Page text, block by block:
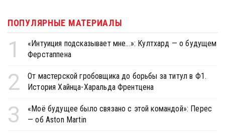
ПОПУЛЯРНЫЕ МАТЕРИАЛЫ
1
«Интуиция подсказывает мне...»: Култхард — о будущем
Ферстаппена
2
От мастерской гробовщика до борьбы за титул в Ф1.
История Хайнца-Харальда Френтцена
3
«Моё будущее было связано с этой командой»: Перес
— об Aston Martin